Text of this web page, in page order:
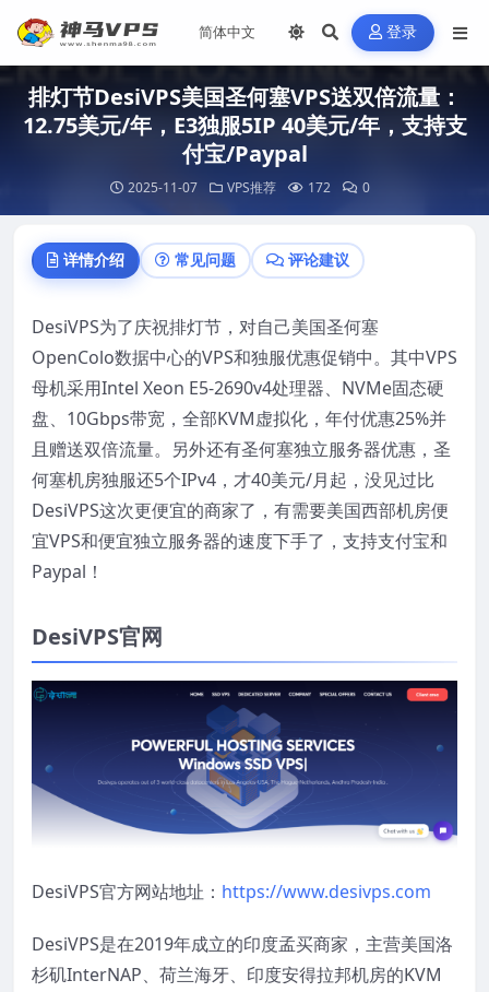
登录
排灯节DesiVPS美国圣何塞VPS送双倍流量：
12.75美元/年，E3独服5IP 40美元/年，支持支
付宝/Paypal
2025-11-07 VPS推荐 172 0
详情介绍 常见问题 评论建议
DesiVPS为了庆祝排灯节，对自己美国圣何塞
OpenColo数据中心的VPS和独服优惠促销中。其中VPS
母机采用Intel Xeon E5-2690v4处理器、NVMe固态硬
盘、10Gbps带宽，全部KVM虚拟化，年付优惠25%并
且赠送双倍流量。另外还有圣何塞独立服务器优惠，圣
何塞机房独服还5个IPv4，才40美元/月起，没见过比
DesiVPS这次更便宜的商家了，有需要美国西部机房便
宜VPS和便宜独立服务器的速度下手了，支持支付宝和
Paypal！
DesiVPS官网
DesiVPS官方网站地址： https://www.desivps.com
DesiVPS是在2019年成立的印度孟买商家，主营美国洛
杉矶InterNAP、荷兰海牙、印度安得拉邦机房的KVM